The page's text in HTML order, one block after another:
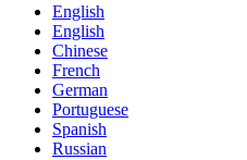
English
English
Chinese
French
German
Portuguese
Spanish
Russian